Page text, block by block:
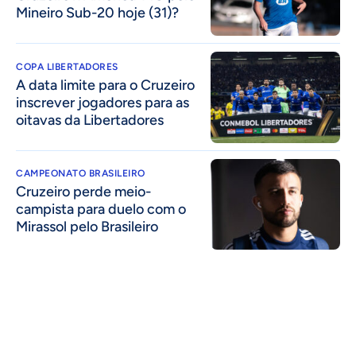
Mineiro Sub-20 hoje (31)?
COPA LIBERTADORES
A data limite para o Cruzeiro
inscrever jogadores para as
oitavas da Libertadores
CAMPEONATO BRASILEIRO
Cruzeiro perde meio-
campista para duelo com o
Mirassol pelo Brasileiro